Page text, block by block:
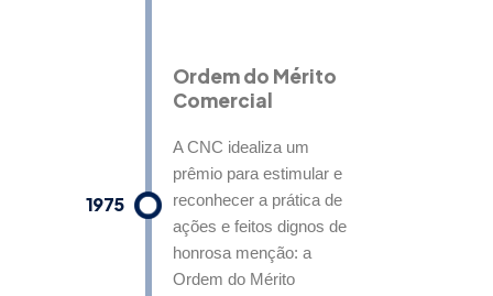
Ordem do Mérito
Comercial
A CNC idealiza um
prêmio para estimular e
reconhecer a prática de
ações e feitos dignos de
honrosa menção: a
Ordem do Mérito
1975